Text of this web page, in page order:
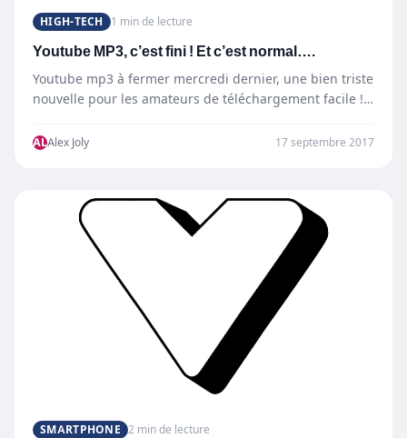
HIGH-TECH 1 min de lecture
Youtube MP3, c’est fini ! Et c’est normal….
Youtube mp3 à fermer mercredi dernier, une bien triste
nouvelle pour les amateurs de téléchargement facile !
ALAlex Joly 17 septembre 2017
SMARTPHONE 2 min de lecture